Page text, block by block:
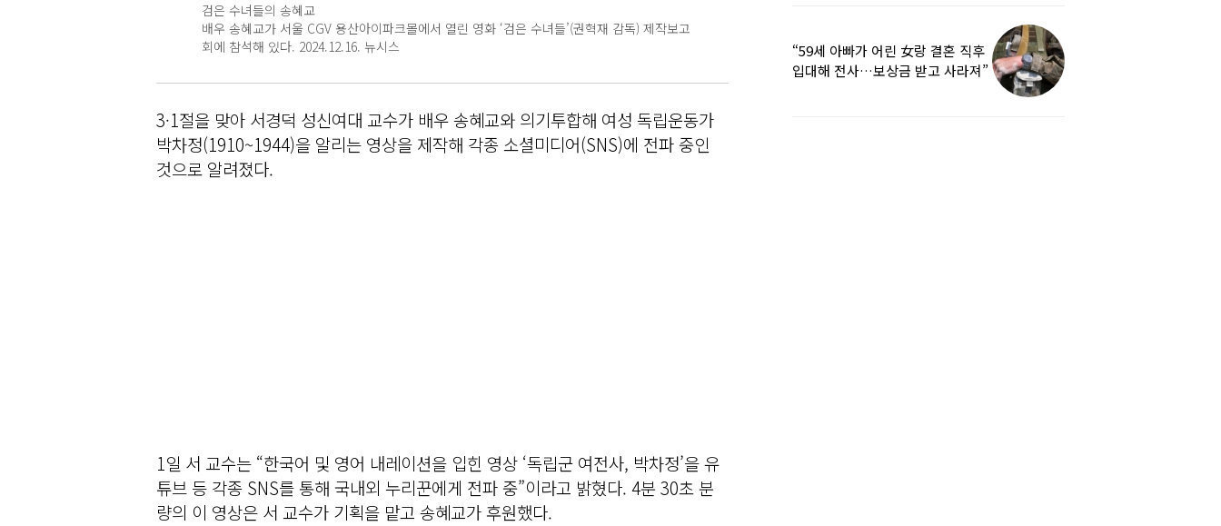
검은 수녀들의 송혜교
배우 송혜교가 서울 CGV 용산아이파크몰에서 열린 영화 ‘검은 수녀들’(권혁재 감독) 제작보고
회에 참석해 있다. 2024.12.16. 뉴시스
3·1절을 맞아 서경덕 성신여대 교수가 배우 송혜교와 의기투합해 여성 독립운동가
박차정(1910~1944)을 알리는 영상을 제작해 각종 소셜미디어(SNS)에 전파 중인
것으로 알려졌다.
1일 서 교수는 “한국어 및 영어 내레이션을 입힌 영상 ‘독립군 여전사, 박차정’을 유
튜브 등 각종 SNS를 통해 국내외 누리꾼에게 전파 중”이라고 밝혔다. 4분 30초 분
량의 이 영상은 서 교수가 기획을 맡고 송혜교가 후원했다.
“59세 아빠가 어린 女랑 결혼 직후
입대해 전사…보상금 받고 사라져”